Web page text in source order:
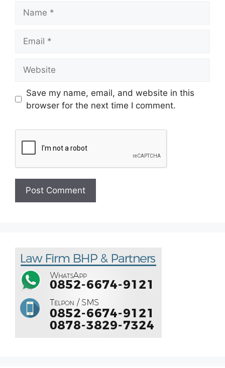
Save my name, email, and website in this
browser for the next time I comment.